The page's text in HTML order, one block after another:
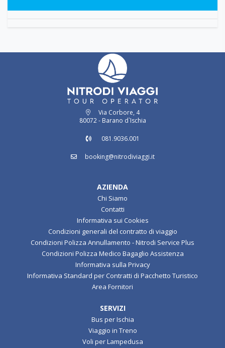
Via Corbore, 4
80072 - Barano d`Ischia
081.9036.001
booking@nitrodiviaggi.it
AZIENDA
Chi Siamo
Contatti
Informativa sui Cookies
Condizioni generali del contratto di viaggio
Condizioni Polizza Annullamento - Nitrodi Service Plus
Condizioni Polizza Medico Bagaglio Assistenza
Informativa sulla Privacy
Informativa Standard per Contratti di Pacchetto Turistico
Area Fornitori
SERVIZI
Bus per Ischia
Viaggio in Treno
Voli per Lampedusa